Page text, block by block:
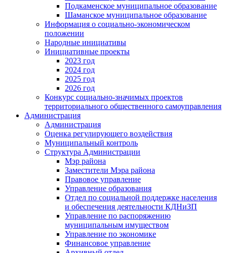
Подкаменское муниципальное образование
Шаманское муниципальное образование
Информация о социально-экономическом
положении
Народные инициативы
Инициативные проекты
2023 год
2024 год
2025 год
2026 год
Конкурс социально-значимых проектов
территориального общественного самоуправления
Администрация
Администрация
Оценка регулирующего воздействия
Муниципальный контроль
Структура Администрации
Мэр района
Заместители Мэра района
Правовое управление
Управление образования
Отдел по социальной поддержке населения
и обеспечения деятельности КДНиЗП
Управление по распоряжению
муниципальным имуществом
Управление по экономике
Финансовое управление